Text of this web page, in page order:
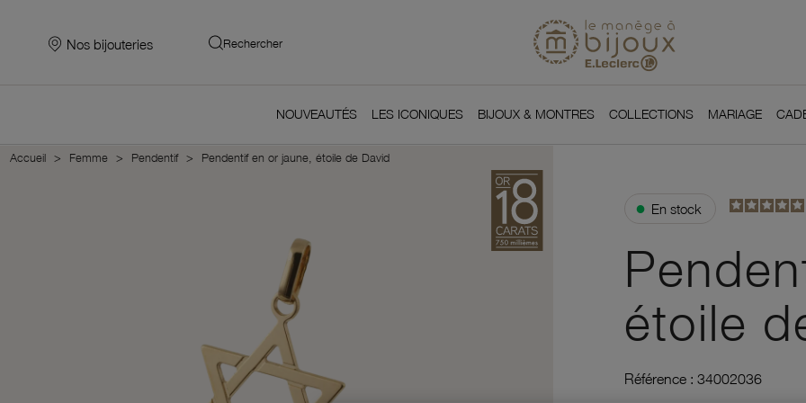
Nos bijouteries Rechercher
NOUVEAUTÉS LES ICONIQUES BIJOUX & MONTRES COLLECTIONS MARIAGE
Accueil Femme Pendentif Pendentif en or jaune, étoile de David
● En stock
étoile
Référence : 34002036